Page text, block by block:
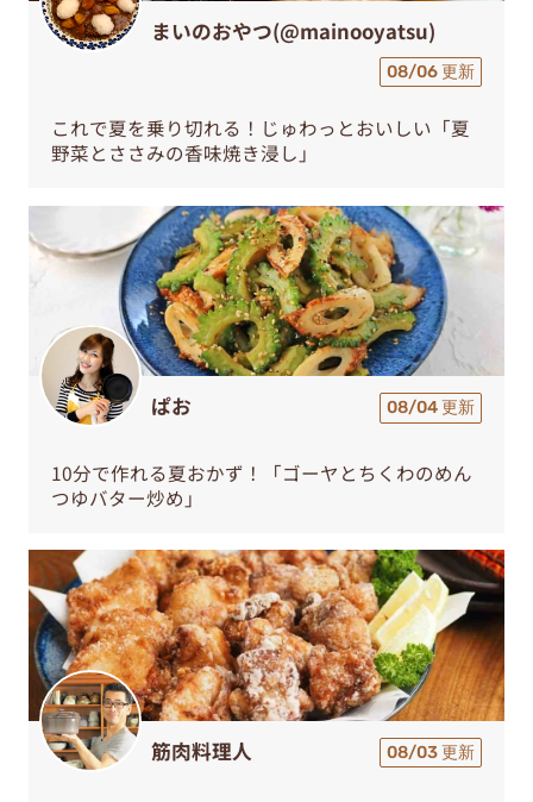
まいのおやつ(@mainooyatsu)
08/06 更新
これで夏を乗り切れる！じゅわっとおいしい「夏
野菜とささみの香味焼き浸し」
ぱお 08/04 更新
10分で作れる夏おかず！「ゴーヤとちくわのめん
つゆバター炒め」
筋肉料理人 08/03 更新